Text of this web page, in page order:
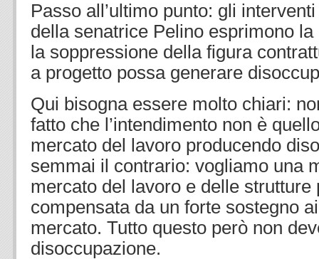
Passo all’ultimo punto: gli
della senatrice Pelino esprimono
la soppressione della figura
a progetto possa generare
Qui bisogna essere molto chiari:
fatto che l’intendimento non è
mercato del lavoro producendo
semmai il contrario: vogliamo una
mercato del lavoro e delle strutture
compensata da un forte sostegno
mercato. Tutto questo però non
disoccupazione.